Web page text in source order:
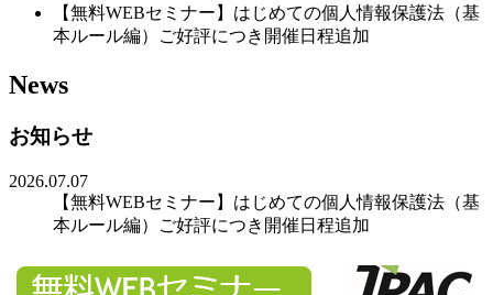
【無料WEBセミナー】はじめての個人情報保護法（基
本ルール編）ご好評につき開催日程追加
News
お知らせ
2026.07.07
【無料WEBセミナー】はじめての個人情報保護法（基
本ルール編）ご好評につき開催日程追加